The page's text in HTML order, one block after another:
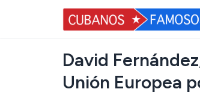
David
Unión Europea